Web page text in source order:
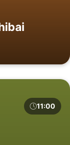
11:00